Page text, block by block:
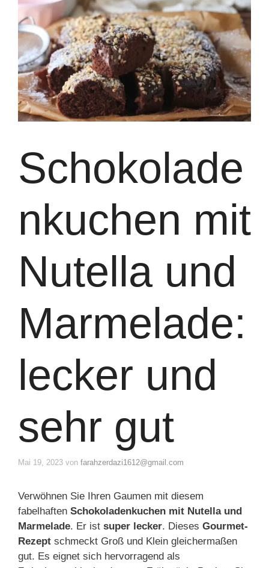
Schokolade
nkuchen mit
Nutella und
Marmelade:
lecker und
sehr gut
Mai 19, 2023 von farahzerdazi1612@gmail.com
Verwöhnen Sie Ihren Gaumen mit diesem
fabelhaften Schokoladenkuchen mit Nutella und
Marmelade. Er ist super lecker. Dieses Gourmet-
Rezept schmeckt Groß und Klein gleichermaßen
gut. Es eignet sich hervorragend als